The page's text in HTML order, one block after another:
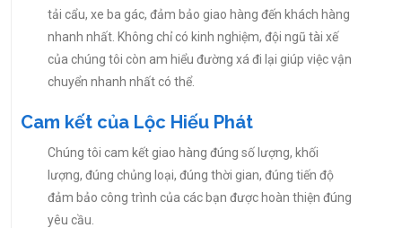
tải cẩu, xe ba gác, đảm bảo giao hàng đến khách hàng
nhanh nhất. Không chỉ có kinh nghiệm, đội ngũ tài xế
của chúng tôi còn am hiểu đường xá đi lại giúp việc vận
chuyển nhanh nhất có thể.
Cam kết của Lộc Hiếu Phát
Chúng tôi cam kết giao hàng đúng số lượng, khối
lượng, đúng chủng loại, đúng thời gian, đúng tiến độ
đảm bảo công trình của các bạn được hoàn thiện đúng
yêu cầu.